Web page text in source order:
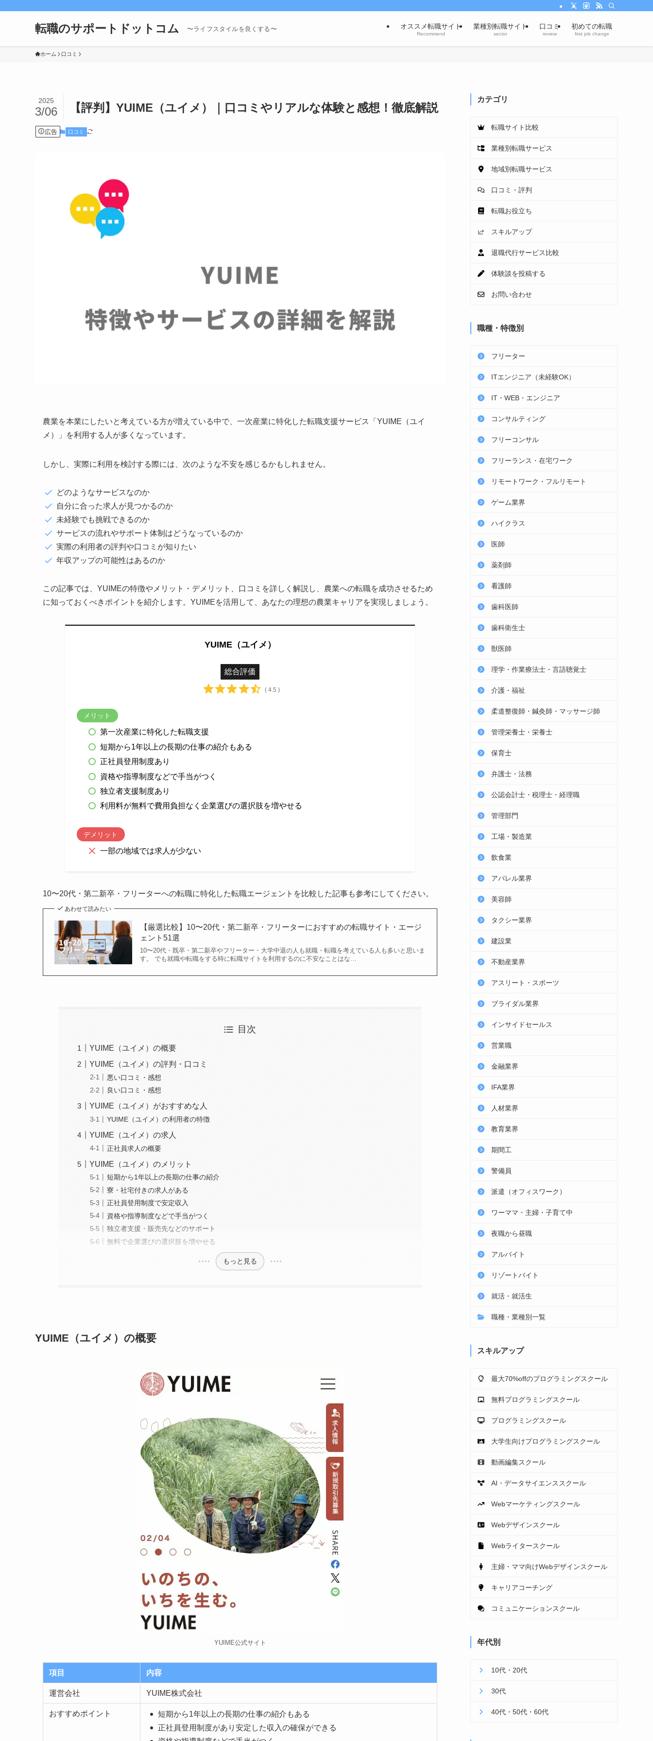
転職のサポートドットコム 〜ライフスタイルを良くする〜 オススメ転職サイト
Recommend
業種別転職サイト
sector
口コミ
review
初めての転職
first job change
ホーム 口コミ
【評判】YUIME（ユイメ）｜口コミやリアルな体験と感想！徹底解説
2025
3/06
広告 口コミ
農業を本業にしたいと考えている方が増えている中で、一次産業に特化した転職支援サービス「YUIME（ユイ
メ）」を利用する人が多くなっています。
しかし、実際に利用を検討する際には、次のような不安を感じるかもしれません。
どのようなサービスなのか
自分に合った求人が見つかるのか
未経験でも挑戦できるのか
サービスの流れやサポート体制はどうなっているのか
実際の利用者の評判や口コミが知りたい
年収アップの可能性はあるのか
この記事では、YUIMEの特徴やメリット・デメリット、口コミを詳しく解説し、農業への転職を成功させるため
に知っておくべきポイントを紹介します。YUIMEを活用して、あなたの理想の農業キャリアを実現しましょう。
YUIME（ユイメ）
総合評価
( 4.5 )
メリット
第一次産業に特化した転職支援
短期から1年以上の長期の仕事の紹介もある
正社員登用制度あり
資格や指導制度などで手当がつく
独立者支援制度あり
利用料が無料で費用負担なく企業選びの選択肢を増やせる
デメリット
一部の地域では求人が少ない
10〜20代・第二新卒・フリーターへの転職に特化した転職エージェントを比較した記事も参考にしてください。
あわせて読みたい
【厳選比較】10〜20代・第二新卒・フリーターにおすすめの転職サイト・エージ
ェント51選
10〜20代・既卒・第二新卒やフリーター・大学中退の人も就職・転職を考えている人も多いと思いま
す。 でも就職や転職をする時に転職サイトを利用するのに不安なことはな…
目次
YUIME（ユイメ）の概要
YUIME（ユイメ）の評判・口コミ
悪い口コミ・感想
良い口コミ・感想
YUIME（ユイメ）がおすすめな人
YUIME（ユイメ）の利用者の特徴
YUIME（ユイメ）の求人
正社員求人の概要
YUIME（ユイメ）のメリット
短期から1年以上の長期の仕事の紹介
寮・社宅付きの求人がある
正社員登用制度で安定収入
資格や指導制度などで手当がつく
独立者支援・販売先などのサポート
無料で企業選びの選択肢を増やせる
もっと見る
YUIME（ユイメ）の概要
YUIME公式サイト
項目 内容
運営会社 YUIME株式会社
おすすめポイント
短期から1年以上の長期の仕事の紹介もある
正社員登用制度があり安定した収入の確保ができる
カテゴリ
転職サイト比較
業種別転職サービス
地域別転職サービス
口コミ・評判
転職お役立ち
スキルアップ
退職代行サービス比較
体験談を投稿する
お問い合わせ
職種・特徴別
フリーター
ITエンジニア（未経験OK）
IT・WEB・エンジニア
コンサルティング
フリーコンサル
フリーランス・在宅ワーク
リモートワーク・フルリモート
ゲーム業界
ハイクラス
医師
薬剤師
看護師
歯科医師
歯科衛生士
獣医師
理学・作業療法士・言語聴覚士
介護・福祉
柔道整復師・鍼灸師・マッサージ師
管理栄養士・栄養士
保育士
弁護士・法務
公認会計士・税理士・経理職
管理部門
工場・製造業
飲食業
アパレル業界
美容師
タクシー業界
建設業
不動産業界
アスリート・スポーツ
ブライダル業界
インサイドセールス
営業職
金融業界
IFA業界
人材業界
教育業界
期間工
警備員
派遣（オフィスワーク）
ワーママ・主婦・子育て中
夜職から昼職
アルバイト
リゾートバイト
就活・就活生
職種・業種別一覧
スキルアップ
最大70%offのプログラミングスクール
無料プログラミングスクール
プログラミングスクール
大学生向けプログラミングスクール
動画編集スクール
AI・データサイエンススクール
Webマーケティングスクール
Webデザインスクール
Webライタースクール
主婦・ママ向けWebデザインスクール
キャリアコーチング
コミュニケーションスクール
年代別
10代・20代
30代
40代・50代・60代